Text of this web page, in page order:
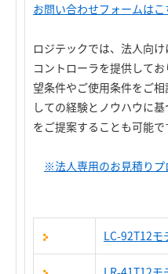
お問い合わせフォームはこ
ロジテックでは、法人向
コントローラを提供して
望条件やご使用条件をご
しての経験とノウハウに
をご提案することも可能で
※法人専用のお見積りプ
LC-92T12モ